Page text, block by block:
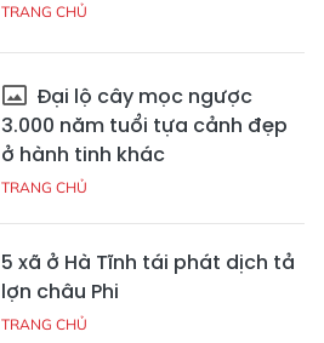
TRANG CHỦ
Đại lộ cây mọc ngược
3.000 năm tuổi tựa cảnh đẹp
ở hành tinh khác
TRANG CHỦ
5 xã ở Hà Tĩnh tái phát dịch tả
lợn châu Phi
TRANG CHỦ